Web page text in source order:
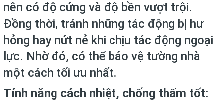
nên có độ cứng và độ bền vượt trội.
Đồng thời, tránh những tác động bị hư
hỏng hay nứt nẻ khi chịu tác động ngoại
lực. Nhờ đó, có thể bảo vệ tường nhà
một cách tối ưu nhất.
Tính năng cách nhiệt, chống thấm tốt: